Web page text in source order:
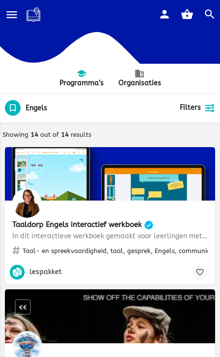
Programma’s Organisaties
Engels Filters
Showing 14 out of 14 results
Taaldorp Engels interactief werkboek
In dit interactieve werkboek gemaakt voor leerlingen met een iPad, bereid je jouw leerlingen voor op een…
Taal- en spreekvaardigheid, taal, gesprek, Engels,
€
lespakket
€€